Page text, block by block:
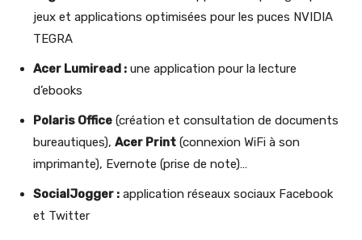
jeux et applications optimisées pour les puces NVIDIA
TEGRA
Acer Lumiread : une application pour la lecture
d’ebooks
Polaris Office (création et consultation de documents
bureautiques), Acer Print (connexion WiFi à son
imprimante), Evernote (prise de note)…
SocialJogger : application réseaux sociaux Facebook
et Twitter